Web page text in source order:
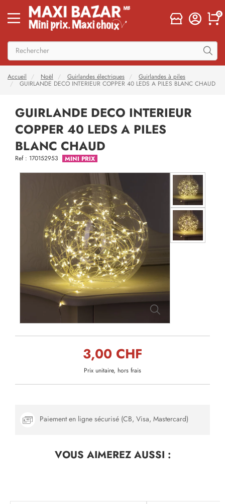
0
Accueil Noël Guirlandes électriques
Guirlandes à piles
GUIRLANDE DECO INTERIEUR COPPER 40 LEDS A PILES BLANC CHAUD
GUIRLANDE DECO INTERIEUR
COPPER 40 LEDS A PILES
BLANC CHAUD
Ref : 170152953 MINI PRIX
3,00 CHF
Prix unitaire, hors frais
Paiement en ligne sécurisé (CB, Visa, Mastercard)
VOUS AIMEREZAUSSI :